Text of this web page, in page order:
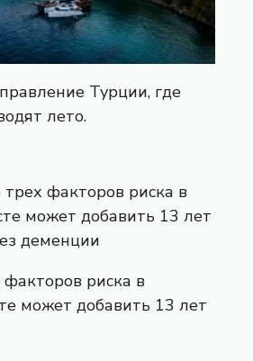
Турции, где
лето.
риска в
может добавить 13 лет